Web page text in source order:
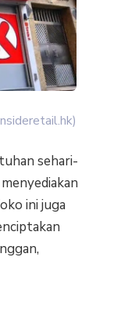
sehari-
ini juga